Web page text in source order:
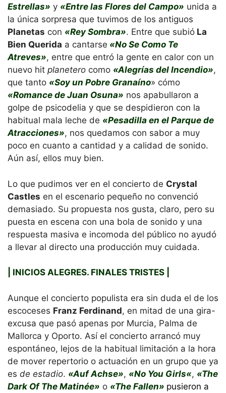
Estrellas» y «Entre las Flores del Campo» unida a
la única sorpresa que tuvimos de los antiguos
Planetas con «Rey Sombra». Entre que subió La
Bien Querida a cantarse «No Se Como Te
Atreves», entre que entró la gente en calor con un
nuevo hit planetero como «Alegrías del Incendio»,
que tanto «Soy un Pobre Granaíno» cómo
«Romance de Juan Osuna» nos apabullaron a
golpe de psicodelia y que se despidieron con la
habitual mala leche de «Pesadilla en el Parque de
Atracciones», nos quedamos con sabor a muy
poco en cuanto a cantidad y a calidad de sonido.
Aún así, ellos muy bien.
Lo que pudimos ver en el concierto de Crystal
Castles en el escenario pequeño no convenció
demasiado. Su propuesta nos gusta, claro, pero su
puesta en escena con una bola de sonido y una
respuesta masiva e incomoda del público no ayudó
a llevar al directo una producción muy cuidada.
| INICIOS ALEGRES. FINALES TRISTES |
Aunque el concierto populista era sin duda el de los
escoceses Franz Ferdinand, en mitad de una gira-
excusa que pasó apenas por Murcia, Palma de
Mallorca y Oporto. Así el concierto arrancó muy
espontáneo, lejos de la habitual limitación a la hora
de mover repertorio o actuación en un grupo que ya
es de estadio. «Auf Achse», «No You Girls«, «The
Dark Of The Matinée» o «The Fallen» pusieron a